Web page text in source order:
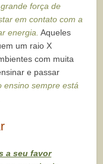
força de
em contato com a
energia. Aqueles
um raio X
com muita
e passar
ensino sempre está
a seu favor